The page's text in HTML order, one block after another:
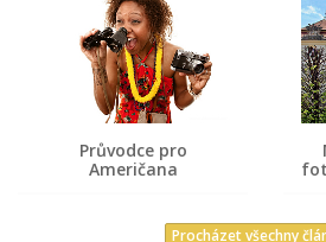
Průvodce pro
Američana
Procházet všechny